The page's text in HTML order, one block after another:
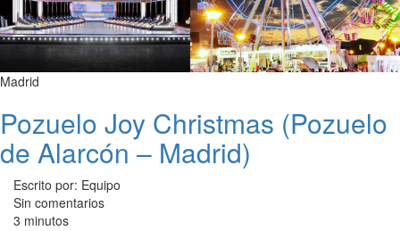
Madrid
Pozuelo Joy Christmas (Pozuelo
de Alarcón – Madrid)
Escrito por: Equipo
Sin comentarios
3 minutos